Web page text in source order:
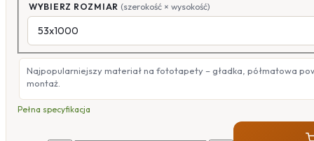
WYBIERZ ROZMIAR (szerokość × wysokość)
Najpopularniejszy materiał na fototapety – gładka, półmatowa
montaż.
Pełna specyfikacja